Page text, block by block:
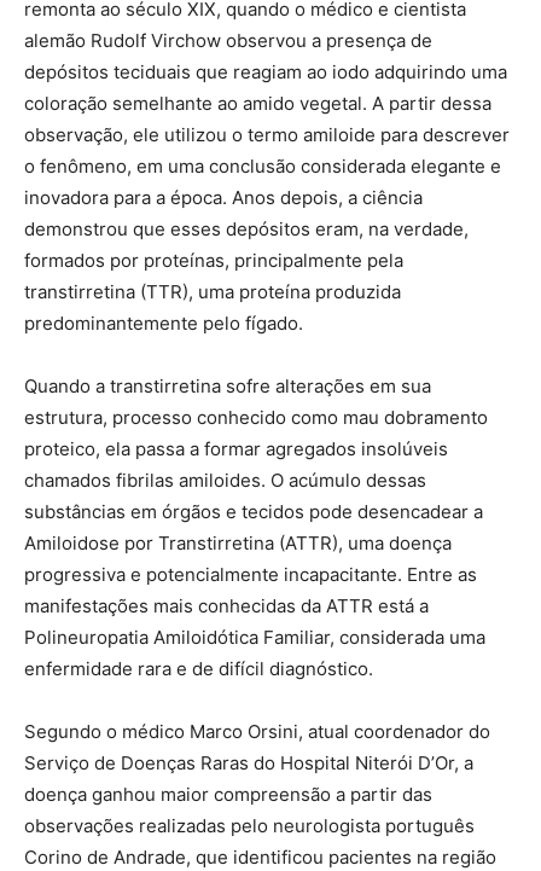
remonta ao século XIX, quando o médico e cientista
alemão Rudolf Virchow observou a presença de
depósitos teciduais que reagiam ao iodo adquirindo uma
coloração semelhante ao amido vegetal. A partir dessa
observação, ele utilizou o termo amiloide para descrever
o fenômeno, em uma conclusão considerada elegante e
inovadora para a época. Anos depois, a ciência
demonstrou que esses depósitos eram, na verdade,
formados por proteínas, principalmente pela
transtirretina (TTR), uma proteína produzida
predominantemente pelo fígado.
Quando a transtirretina sofre alterações em sua
estrutura, processo conhecido como mau dobramento
proteico, ela passa a formar agregados insolúveis
chamados fibrilas amiloides. O acúmulo dessas
substâncias em órgãos e tecidos pode desencadear a
Amiloidose por Transtirretina (ATTR), uma doença
progressiva e potencialmente incapacitante. Entre as
manifestações mais conhecidas da ATTR está a
Polineuropatia Amiloidótica Familiar, considerada uma
enfermidade rara e de difícil diagnóstico.
Segundo o médico Marco Orsini, atual coordenador do
Serviço de Doenças Raras do Hospital Niterói D’Or, a
doença ganhou maior compreensão a partir das
observações realizadas pelo neurologista português
Corino de Andrade, que identificou pacientes na região